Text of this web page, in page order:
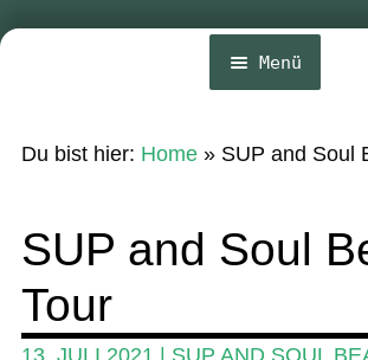
Menü
SUP-Events
Ratgeber
Du bist hier: Home» SUP and Soul
SUP and Soul
Tour
13. JULI 2021 | SUP AND SOUL